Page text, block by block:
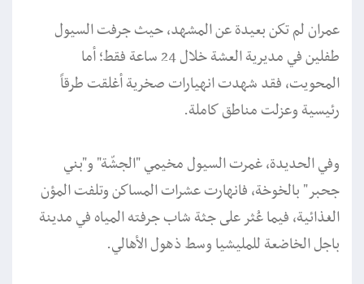
عمران لم تكن بعيدة عن المشهد، حيث جرفت السيول
طفلين في مديرية العشة خلال 24 ساعة فقط؛ أما
المحويت، فقد شهدت انهيارات صخرية أغلقت طرقاً
رئيسية وعزلت مناطق كاملة.
وفي الحديدة، غمرت السيول مخيمي "الجشّة" و"بني
جحبر" بالخوخة، فانهارت عشرات المساكن وتلفت المؤن
الغذائية، فيما عُثر على جثة شاب جرفته المياه في مدينة
باجل الخاضعة للمليشيا وسط ذهول الأهالي.